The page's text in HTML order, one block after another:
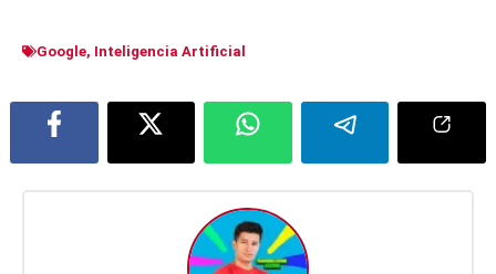
Google, Inteligencia Artificial